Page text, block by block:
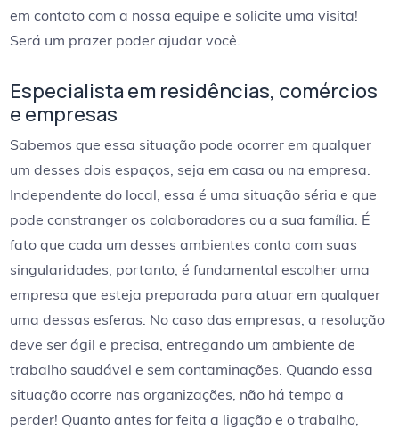
em contato com a nossa equipe e solicite uma visita!
Será um prazer poder ajudar você.
Especialista em residências, comércios
e empresas
Sabemos que essa situação pode ocorrer em qualquer
um desses dois espaços, seja em casa ou na empresa.
Independente do local, essa é uma situação séria e que
pode constranger os colaboradores ou a sua família. É
fato que cada um desses ambientes conta com suas
singularidades, portanto, é fundamental escolher uma
empresa que esteja preparada para atuar em qualquer
uma dessas esferas. No caso das empresas, a resolução
deve ser ágil e precisa, entregando um ambiente de
trabalho saudável e sem contaminações. Quando essa
situação ocorre nas organizações, não há tempo a
perder! Quanto antes for feita a ligação e o trabalho,